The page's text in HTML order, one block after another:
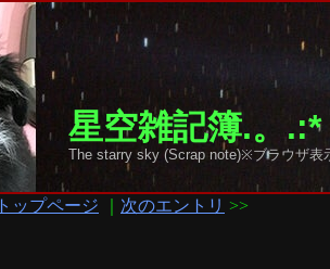
星空雑記簿.。
The starry sky (Scrap note)※ブラウザ
トップページ 次のエントリ >>